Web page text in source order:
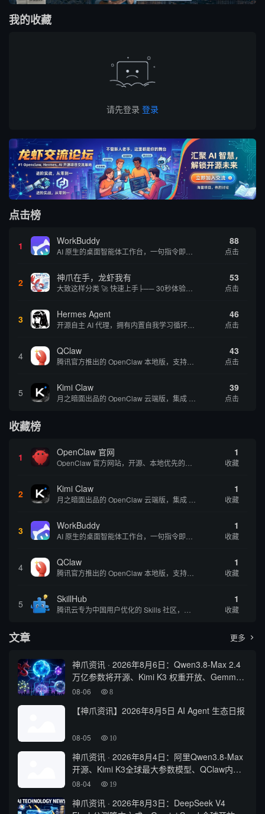
我的收藏
请先登录 登录
点击榜
1 WorkBuddy 88
点击
2 神爪在手，龙虾我有 53
点击
3 Hermes Agent 46
点击
4 QClaw 43
点击
5 Kimi Claw 39
点击
收藏榜
1 OpenClaw 官网 1
收藏
2 Kimi Claw 1
收藏
3 WorkBuddy 1
收藏
4 QClaw 1
收藏
5 SkillHub 1
收藏
文章 更多 
神爪资讯 · 2026年8月6日：Qwen3.8-Max 2.4
万亿参数将开源、Kimi K3 权重开放、Gemma
4 登顶开源前三
08-06 8
【神爪资讯】2026年8月5日 AI Agent 生态日报
08-05 10
神爪资讯 · 2026年8月4日：阿里Qwen3.8-Max
开源、Kimi K3全球最大参数模型、QClaw内测
启动
08-04 19
神爪资讯 · 2026年8月3日：DeepSeek V4